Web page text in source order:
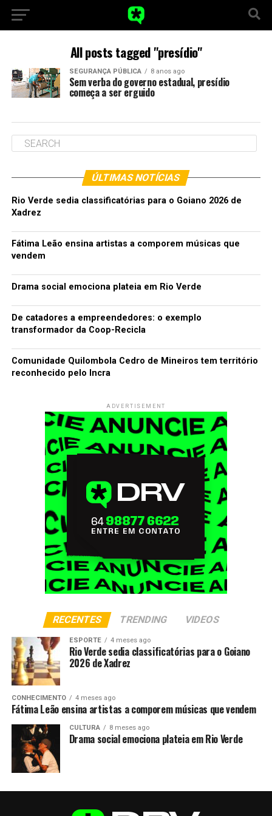
All posts tagged "presídio"
SEGURANÇA PÚBLICA 8 anos ago
Sem verba do governo estadual, presídio
começa a ser erguido
ÚLTIMAS NOTÍCIAS
Rio Verde sedia classificatórias para o Goiano 2026 de
Xadrez
Fátima Leão ensina artistas a comporem músicas que
vendem
Drama social emociona plateia em Rio Verde
De catadores a empreendedores: o exemplo
transformador da Coop-Recicla
Comunidade Quilombola Cedro de Mineiros tem território
reconhecido pelo Incra
ADVERTISEMENT
RECENTES TRENDING VIDEOS
ESPORTE 4 meses ago
Rio Verde sedia classificatórias para o Goiano
2026 de Xadrez
CONHECIMENTO 4 meses ago
Fátima Leão ensina artistas a comporem músicas que vendem
CULTURA 8 meses ago
Drama social emociona plateia em Rio Verde